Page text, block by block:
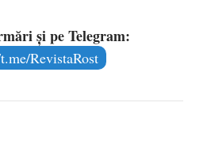
și pe Telegram:
RevistaRost